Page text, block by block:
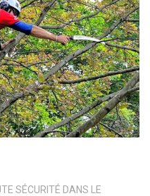
SÉCURITÉ DANS LE